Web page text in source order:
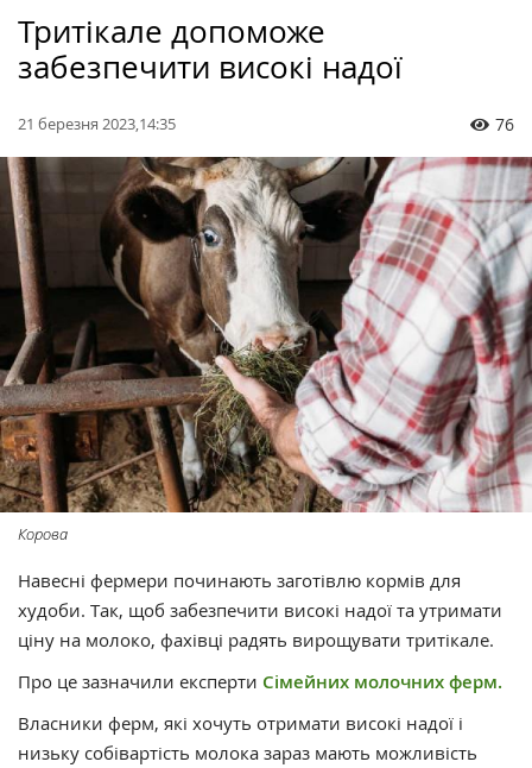
Тритікале допоможе
забезпечити високі надої
21 березня 2023,14:35 76
Корова
Навесні фермери починають заготівлю кормів для
худоби. Так, щоб забезпечити високі надої та утримати
ціну на молоко, фахівці радять вирощувати тритікале.
Про це зазначили експерти Сімейних молочних ферм.
Власники ферм, які хочуть отримати високі надої і
низьку собівартість молока зараз мають можливість